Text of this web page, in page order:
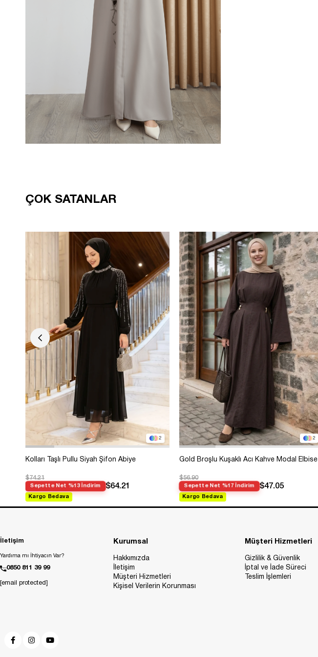
ÇOK SATANLAR
2
Kolları Taşlı Pullu Siyah Şifon Abiye
$74.21
Sepette Net %13 İndirim $64.21
Kargo Bedava
2
Gold Broşlu Kuşaklı Acı Kahve Modal Elbise
$56.90
Sepette Net %17 İndirim $47.05
Kargo Bedava
İletişim
Yardıma mı İhtiyacın Var?
0850 811 39 99
[email protected]
Kurumsal
Hakkımızda
İletişim
Müşteri Hizmetleri
Kişisel Verilerin Korunması
Müşteri Hizmetleri
Gizlilik & Güvenlik
İptal ve İade Süreci
Teslim İşlemleri